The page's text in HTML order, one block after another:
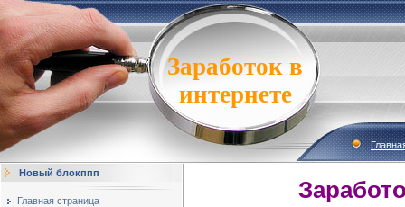
Заработок в
интернете
Новый блокппп
Главная страница
Заработок в